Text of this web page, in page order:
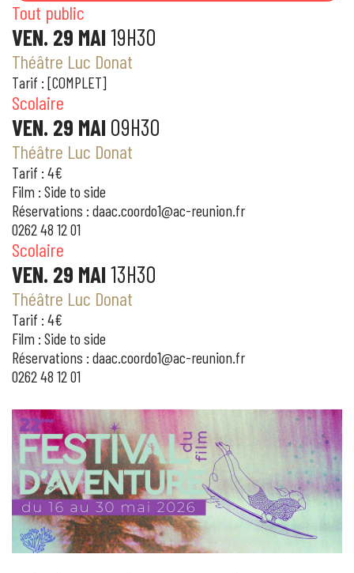
Tout public
VEN. 29 MAI 19H30
Théâtre Luc Donat
Tarif : [COMPLET]
Scolaire
VEN. 29 MAI 09H30
Théâtre Luc Donat
Tarif : 4€
Film : Side to side
Réservations : daac.coordo1@ac-reunion.fr
0262 48 12 01
Scolaire
VEN. 29 MAI 13H30
Théâtre Luc Donat
Tarif : 4€
Film : Side to side
Réservations : daac.coordo1@ac-reunion.fr
0262 48 12 01